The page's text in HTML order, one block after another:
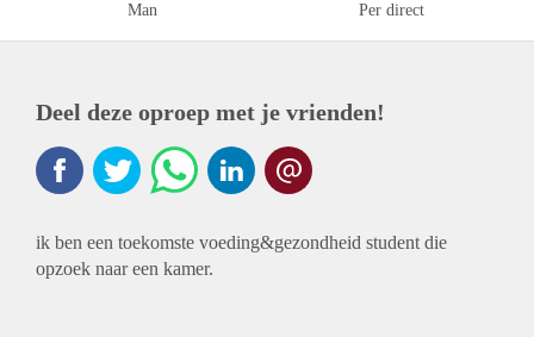
Man Per direct
Deel deze oproep met je vrienden!
ik ben een toekomste voeding&gezondheid student die
opzoek naar een kamer.